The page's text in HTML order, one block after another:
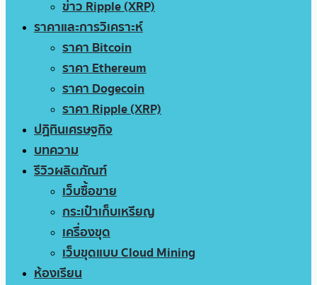
ข่าว Ripple (XRP)
ราคาและการวิเคราะห์
ราคา Bitcoin
ราคา Ethereum
ราคา Dogecoin
ราคา Ripple (XRP)
ปฏิทินเศรษฐกิจ
บทความ
รีวิวผลิตภัณฑ์
เว็บซื้อขาย
กระเป๋าเก็บเหรียญ
เครื่องขุด
เว็บขุดแบบ Cloud Mining
ห้องเรียน